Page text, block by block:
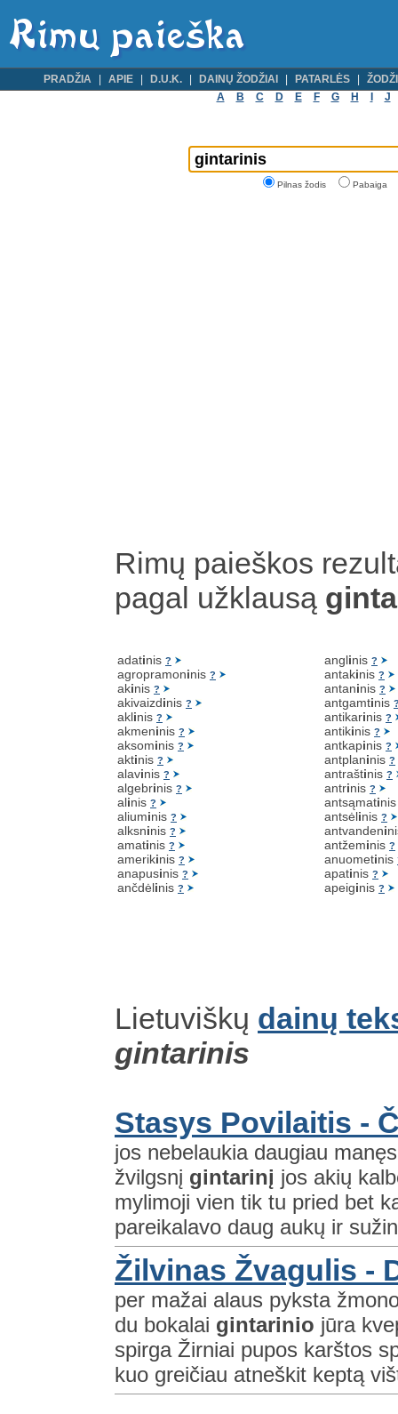
PRADŽIA APIE D.U.K. DAINŲ ŽODŽIAI PATARLĖS
A
B C D E F G H J
Pilnas žodis Pabaiga
Rimų paieškos
pagal užklausą
adatinis ?
agropramoninis ?
akinis ?
akivaizdinis ?
aklinis ?
akmeninis ?
aksominis ?
aktinis ?
alavinis ?
algebrinis ?
alinis ?
aliuminis ?
alksninis ?
amatinis ?
amerikinis ?
anapusinis ?
ančdėlinis ?
anglinis ?
antakinis ?
antaninis ?
antgamtinis
antikarinis ?
antikinis ?
antkapinis ?
antplaninis ?
antraštinis ?
antrinis ?
antsąmati
antsėlinis ?
antvandeni
antžeminis ?
anuometinis
apatinis ?
apeiginis ?
Lietuviškų dainų
gintarinis
Stasys Povilaitis -
jos nebelaukia daugiau
žvilgsnį gintarinį jos akių
mylimoji vien tik tu pried bet
pareikalavo daug aukų ir
Žilvinas Žvagulis -
per mažai alaus pyksta
du bokalai gintarinio jūra
spirga Žirniai pupos karštos
kuo greičiau atneškit keptą